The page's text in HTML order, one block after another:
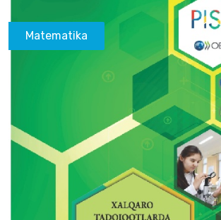
Matematika